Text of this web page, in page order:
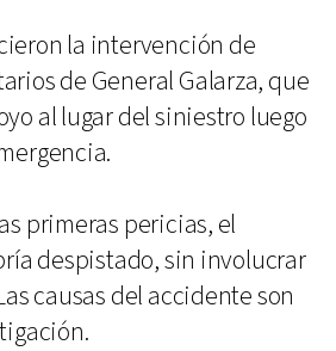
la intervención de
de General Galarza, que
al lugar del siniestro luego
primeras pericias, el
despistado, sin involucrar
causas del accidente son